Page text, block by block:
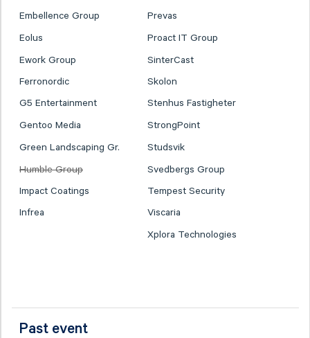
Embellence Group
Prevas
Eolus
Proact IT Group
Ework Group
SinterCast
Ferronordic
Skolon
G5 Entertainment
Stenhus Fastigheter
Gentoo Media
StrongPoint
Green Landscaping Gr.
Studsvik
Humble Group
Svedbergs Group
Impact Coatings
Tempest Security
Infrea
Viscaria
Xplora Technologies
Past event